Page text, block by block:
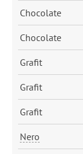
Chocolate
Chocolate
Grafit
Grafit
Grafit
Nero